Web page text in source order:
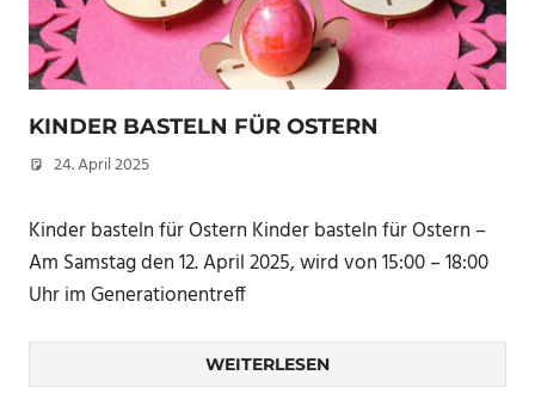
KINDER BASTELN FÜR OSTERN
24. April 2025
Kinder basteln für Ostern Kinder basteln für Ostern –
Am Samstag den 12. April 2025, wird von 15:00 – 18:00
Uhr im Generationentreff
WEITERLESEN